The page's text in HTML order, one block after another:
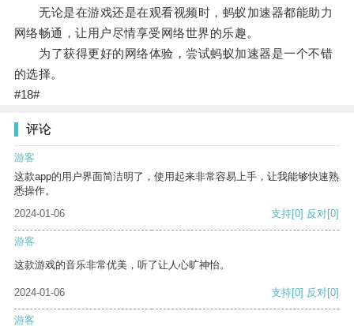
无论是在游戏还是在观看视频时，蚂蚁加速器都能助力
网络畅通，让用户尽情享受网络世界的乐趣。
为了获得更好的网络体验，尝试蚂蚁加速器是一个不错
的选择。
#18#
评论
游客
这款app的用户界面简洁明了，使用起来非常容易上手，让我能够快速熟
悉操作。
2024-01-06
支持[0] 反对[0]
游客
这款游戏的音乐非常优美，听了让人心旷神怡。
2024-01-06 支持[0] 反对[0]
游客